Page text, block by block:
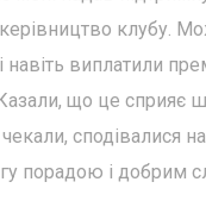
керівництво клубу.
навіть виплатили
Казали, що це
сподівалися
порадою і добрим